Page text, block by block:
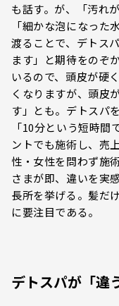
も話す。が、「汚れ
「細かな泡になった
渡ることで、デトス
ます」と期待をのぞ
いるので、頭皮が硬
くなりますが、頭皮
す」とも。デトスパ
「10分という短時
ントでも施術し、売
性・女性を問わず施
さまが即、違いを実
長所を挙げる。髪だ
に要注目である。
デトスパが「違